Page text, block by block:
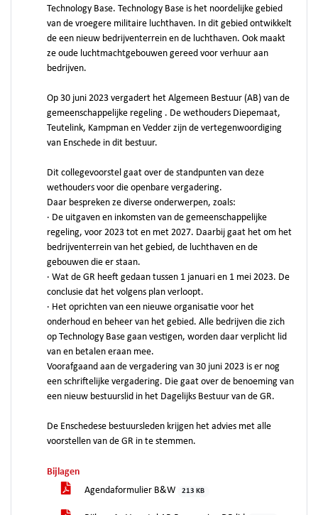
Technology Base. Technology Base is het noordelijke gebied
van de vroegere militaire luchthaven. In dit gebied ontwikkelt
de een nieuw bedrijventerrein en de luchthaven. Ook maakt
ze oude luchtmachtgebouwen gereed voor verhuur aan
bedrijven.
Op 30 juni 2023 vergadert het Algemeen Bestuur (AB) van de
gemeenschappelijke regeling . De wethouders Diepemaat,
Teutelink, Kampman en Vedder zijn de vertegenwoordiging
van Enschede in dit bestuur.
Dit collegevoorstel gaat over de standpunten van deze
wethouders voor die openbare vergadering.
Daar bespreken ze diverse onderwerpen, zoals:
· De uitgaven en inkomsten van de gemeenschappelijke
regeling, voor 2023 tot en met 2027. Daarbij gaat het om het
bedrijventerrein van het gebied, de luchthaven en de
gebouwen die er staan.
· Wat de GR heeft gedaan tussen 1 januari en 1 mei 2023. De
conclusie dat het volgens plan verloopt.
· Het oprichten van een nieuwe organisatie voor het
onderhoud en beheer van het gebied. Alle bedrijven die zich
op Technology Base gaan vestigen, worden daar verplicht lid
van en betalen eraan mee.
Voorafgaand aan de vergadering van 30 juni 2023 is er nog
een schriftelijke vergadering. Die gaat over de benoeming van
een nieuw bestuurslid in het Dagelijks Bestuur van de GR.
De Enschedese bestuursleden krijgen het advies met alle
voorstellen van de GR in te stemmen.
Bijlagen
Agendaformulier B&W
213 KB